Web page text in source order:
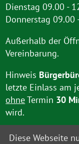
Dienstag 09.00 -
Donnerstag 09.00
Außerhalb der
Vereinbarung.
Hinweis
letzte Einlass am
ohneTermin 30
wird.
Diese Webseite